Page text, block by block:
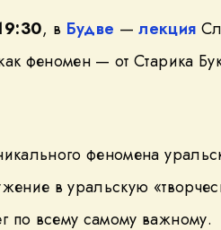
, в Будве —лекция
феномен — от Старика
феномена
в уральскую
по всему самому важному.